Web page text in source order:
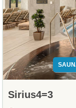
Sirius4=3